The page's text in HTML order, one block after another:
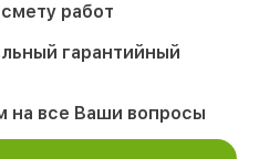
работ
гарантийный
на все Ваши вопросы